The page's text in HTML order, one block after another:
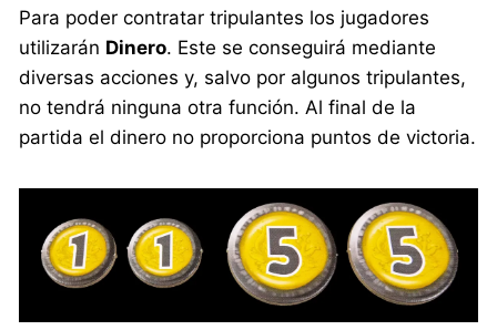
Para poder contratar tripulantes los jugadores
utilizarán Dinero. Este se conseguirá mediante
diversas acciones y, salvo por algunos tripulantes,
no tendrá ninguna otra función. Al final de la
partida el dinero no proporciona puntos de victoria.